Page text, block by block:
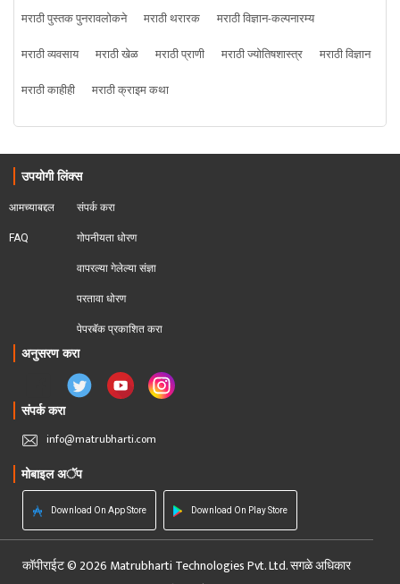
मराठी पुस्तक पुनरावलोकने
मराठी थरारक
मराठी विज्ञान-कल्पनारम्य
मराठी व्यवसाय
मराठी खेळ मराठी प्राणी मराठी ज्योतिषशास्त्र
मराठी विज्ञान
मराठी काहीही
मराठी क्राइम कथा
उपयोगी लिंक्स
आमच्याबद्दल
FAQ
संपर्क करा
गोपनीयता धोरण
वापरल्या गेलेल्या संज्ञा
परतावा धोरण
पेपरबॅक प्रकाशित करा
अनुसरण करा
संपर्क करा
info@matrubharti.com
मोबाइल अॅप
Download On App Store Download On Play Store
कॉपीराईट © 2026 Matrubharti Technologies Pvt. Ltd. सगळे अधिकार